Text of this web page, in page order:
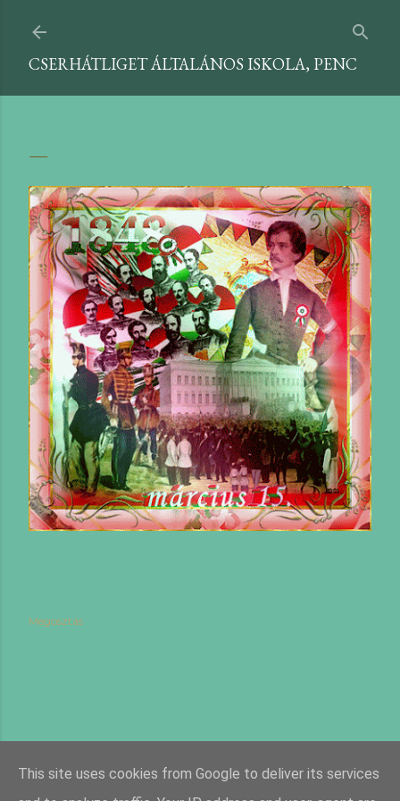
CSERHÁTLIGET ÁLTALÁNOS ISKOLA, PENC
Megosztás
This site uses cookies from Google to deliver its services